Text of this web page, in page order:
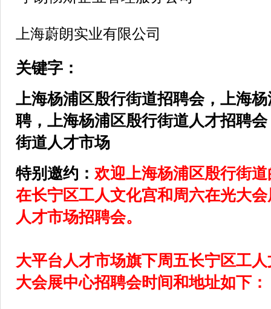
上海蔚朗实业有限公司
关键字：
上海杨浦区殷行街道招聘会，上海
聘，上海杨浦区殷行街道人才招聘
街道人才市场
特别邀约： 欢迎上海杨浦区殷行街道
在长宁区工人文化宫和周六在光大
人才市场招聘会。
大平台人才市场旗下周五长宁区工
大会展中心招聘会时间和地址如下：